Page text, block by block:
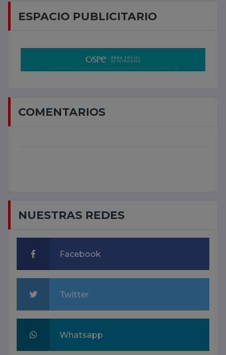
ESPACIO PUBLICITARIO
COMENTARIOS
NUESTRAS REDES
Facebook
Twitter
Whatsapp